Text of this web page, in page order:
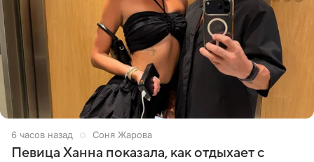
6 часов назад Соня Жарова
Певица Ханна показала, как отдыхает с